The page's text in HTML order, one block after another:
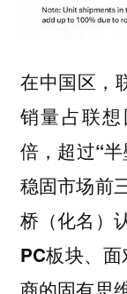
在中国区，
销量占联
倍，超过“
稳固市场前
桥（化名）
PC板块、